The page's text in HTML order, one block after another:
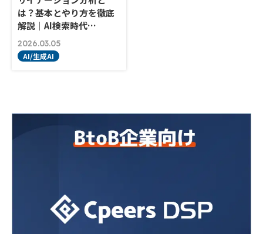
は？基本とやり方を徹底
解説｜AI検索時代…
2026.03.05
AI/生成AI